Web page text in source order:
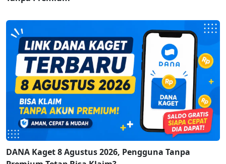
DANA Kaget 8 Agustus 2026, Pengguna Tanpa